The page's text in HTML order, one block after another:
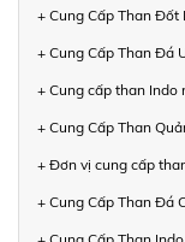
+ Cung Cấp Than Đốt
+ Cung Cấp Than Đá
+ Cung cấp than Indo
+ Cung Cấp Than
+ Đơn vị cung cấp
+ Cung Cấp Than Đá